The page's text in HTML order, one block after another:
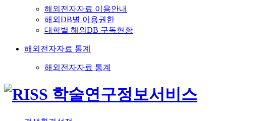
해외전자자료 이용안내
해외DB별 이용권한
대학별 해외DB 구독현황
해외전자자료 통계
해외전자자료 통계